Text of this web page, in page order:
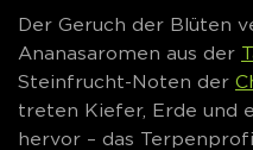
Der Geruch der Blüten
Ananasaromen aus der
Steinfrucht-Noten der
treten Kiefer, Erde und
hervor – das